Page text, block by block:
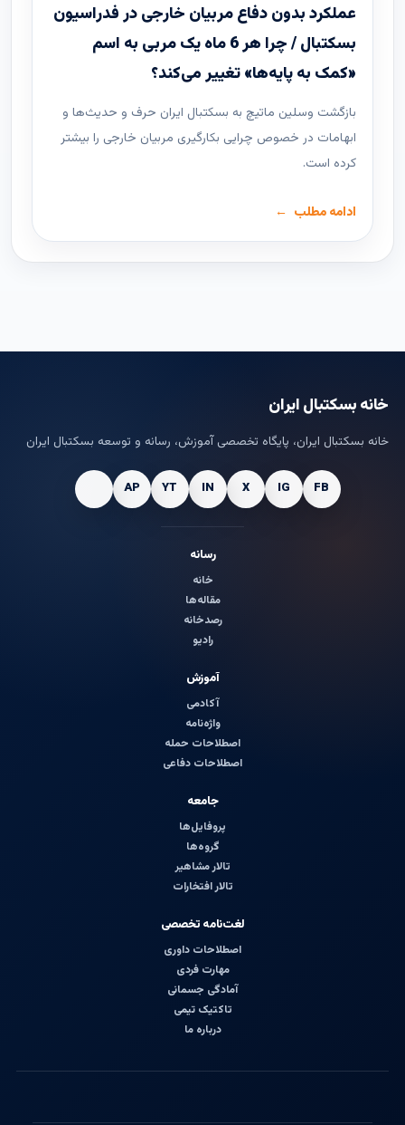
عملکرد بدون دفاع مربیان خارجی در فدراسیون
بسکتبال / چرا هر 6 ماه یک مربی به اسم
«کمک به پایه‌ها» تغییر می‌کند؟
بازگشت وسلین ماتیچ به بسکتبال ایران حرف و حدیث‌ها و
ابهامات در خصوص چرایی بکارگیری مربیان خارجی را بیشتر
کرده است.
ادامه مطلب
خانه بسکتبال ایران
خانه بسکتبال ایران، پایگاه تخصصی آموزش، رسانه و توسعه بسکتبال ایران
رسانه
خانه
مقاله‌ها
رصدخانه
رادیو
آموزش
آکادمی
واژه‌نامه
اصطلاحات حمله
اصطلاحات دفاعی
جامعه
پروفایل‌ها
گروه‌ها
تالار مشاهیر
تالار افتخارات
لغت‌نامه تخصصی
اصطلاحات داوری
مهارت فردی
آمادگی جسمانی
تاکتیک تیمی
درباره ما